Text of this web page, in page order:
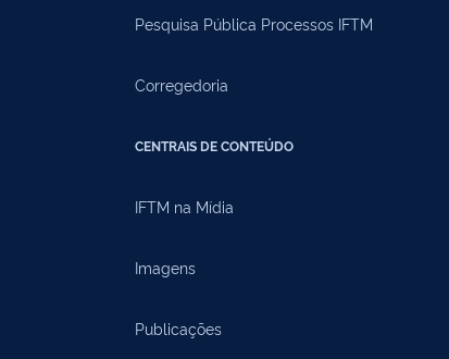
Pesquisa Pública Processos IFTM
Corregedoria
CENTRAIS DE CONTEÚDO
IFTM na Mídia
Imagens
Publicações